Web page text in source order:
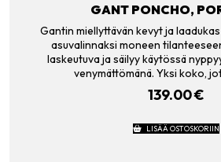
GANT PONCHO,
Gantin miellyttävän kevyt ja
asuvalinnaksi moneen
laskeutuva ja säilyy käytössä
venymättömänä. Yksi koko,
139.00€
LISÄÄ OSTOSKORIIN